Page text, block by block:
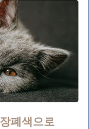
폐색으로